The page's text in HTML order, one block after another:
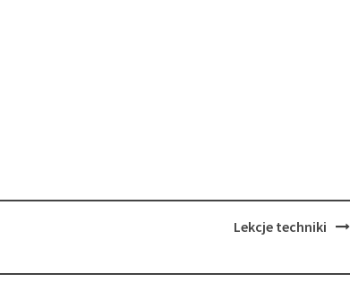
Lekcje techniki